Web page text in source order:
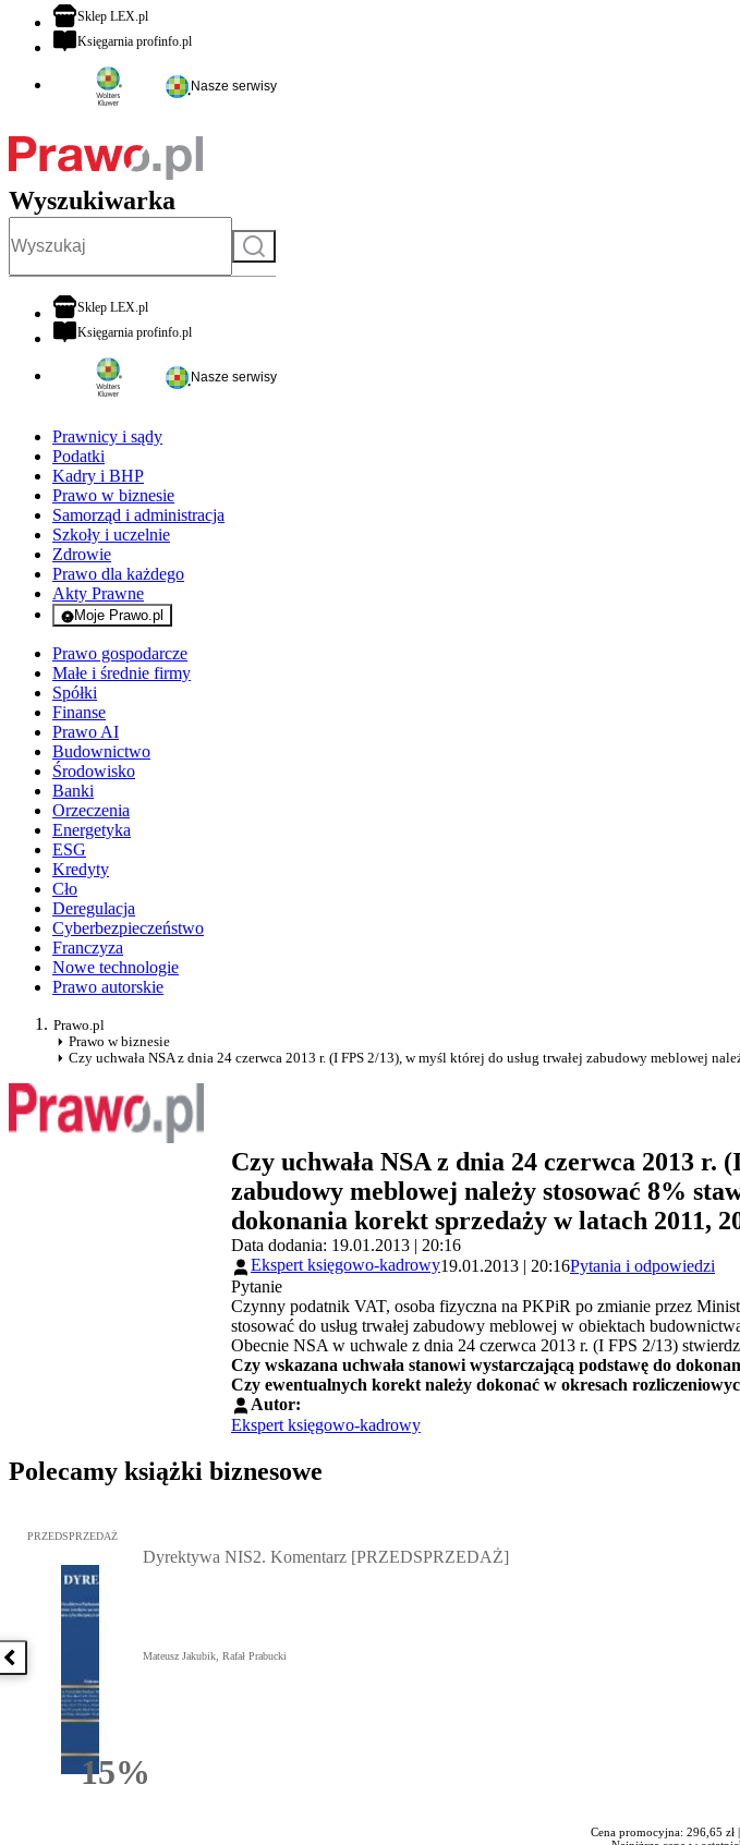
Sklep LEX.plotwiera się w nowej karcie
Księgarnia profinfo.plotwiera się w nowej karcie
Nasze serwisy
Wyszukiwarka
Szukaj
Sklep LEX.plotwiera się w nowej karcie
Księgarnia profinfo.plotwiera się w nowej karcie
Nasze serwisy
Prawnicy i sądy
Podatki
Kadry i BHP
Prawo w biznesie
Samorząd i administracja
Szkoły i uczelnie
Zdrowie
Prawo dla każdego
Akty Prawne
Moje Prawo.pl
- rejestracja i logowanie do serwisu
Prawo gospodarcze
Małe i średnie firmy
Spółki
Finanse
Prawo AI
Budownictwo
Środowisko
Banki
Orzeczenia
Energetyka
ESG
Kredyty
Cło
Deregulacja
Cyberbezpieczeństwo
Franczyza
Nowe technologie
Prawo autorskie
Prawo.pl
Prawo w biznesie
Czy uchwała NSA z dnia 24 czerwca 2013 r. (I FPS 2/13), w myśl której do usług trwałej zabudowy meblowej
Czy uchwała NSA z dnia 24 czerwca 2013 r.
zabudowy meblowej należy stosować 8%
dokonania korekt sprzedaży w latach 2011,
Data dodania: 19.01.2013 | 20:16
Ekspert księgowo-kadrowy19.01.2013 | 20:16Pytania i odpowiedzi
Pytanie
Czynny podatnik VAT, osoba fizyczna na PKPiR po zmianie przez
stosować do usług trwałej zabudowy meblowej w obiektach
Obecnie NSA w uchwale z dnia 24 czerwca 2013 r. (I FPS 2/13)
Czy wskazana uchwała stanowi wystarczającą podstawę do
Czy ewentualnych korekt należy dokonać w okresach
Autor:
Ekspert księgowo-kadrowy
Polecamy książki biznesowe
Poprzednia książka
Przejdź do: Dyrektywa NIS2. Komentarz [PRZEDSPRZEDAŻ], Mateusz Jakubik, Rafał Prabucki -
PRZEDSPRZEDAŻ
15%Rabatu
Dyrektywa NIS2. Komentarz [PRZEDSPRZEDAŻ]
Mateusz Jakubik, Rafał Prabucki
Cena promocyjna: 296,65 zł |